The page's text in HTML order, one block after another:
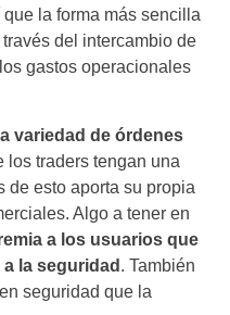
la forma más sencilla
del intercambio de
gastos operacionales
variedad de órdenes
los traders tengan una
de esto aporta su propia
Algo a tener en
a los usuarios que
la seguridad . También
seguridad que la